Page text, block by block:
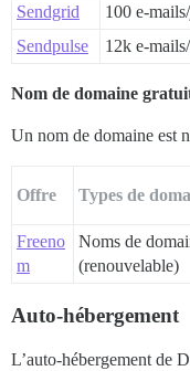
Sendgrid
100 e-
Sendpulse
12k e-
Nom de domaine
Un nom de domaine est
Offre Types de
Freeno
m
Noms de
(renouvelable)
Auto-hébergement
L’auto-hébergement de